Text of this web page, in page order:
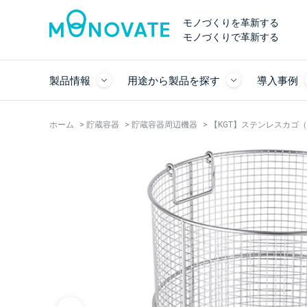
モノづくりを革新する
モノづくりで革新する
製品情報 用途から製品を探す 導入事例
ホーム > 貯蔵容器 > 貯蔵容器周辺機器 > 【KGT】ステンレスカゴ